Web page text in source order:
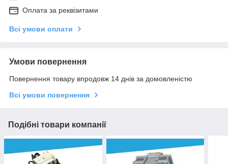
Оплата за реквізитами
Всі умови оплати
Умови повернення
Повернення товару впродовж 14 днів за домовленістю
Всі умови повернення
Подібні товари компанії